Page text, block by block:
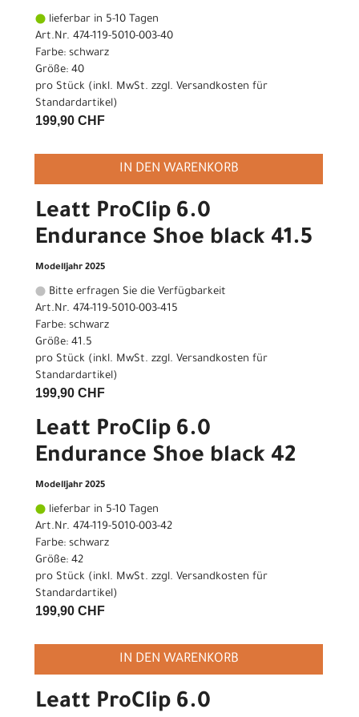
lieferbar in 5-10 Tagen
Art.Nr. 474-119-5010-003-40
Farbe: schwarz
Größe: 40
pro Stück (inkl. MwSt. zzgl. Versandkosten für
Standardartikel)
199,90 CHF
IN DEN WARENKORB
Leatt ProClip 6.0
Endurance Shoe black 41.5
Modelljahr 2025
Bitte erfragen Sie die Verfügbarkeit
Art.Nr. 474-119-5010-003-415
Farbe: schwarz
Größe: 41.5
pro Stück (inkl. MwSt. zzgl. Versandkosten für
Standardartikel)
199,90 CHF
Leatt ProClip 6.0
Endurance Shoe black 42
Modelljahr 2025
lieferbar in 5-10 Tagen
Art.Nr. 474-119-5010-003-42
Farbe: schwarz
Größe: 42
pro Stück (inkl. MwSt. zzgl. Versandkosten für
Standardartikel)
199,90 CHF
IN DEN WARENKORB
Leatt ProClip 6.0